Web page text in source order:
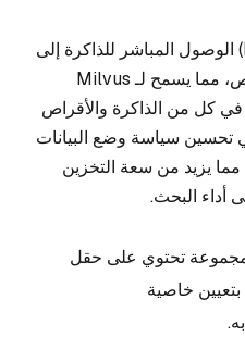
يتيح تعيين الذاكرة (Mmap) الوصول المباشر للذاكرة إلى
الملفات الكبيرة على القرص، مما يسمح لـ Milvus
في كل من الذاكرة والأقراص
تحسين سياسة وضع البيانات
مما يزيد من سعة التخزين
أداء البحث.
تحتوي على حقل
خاصية